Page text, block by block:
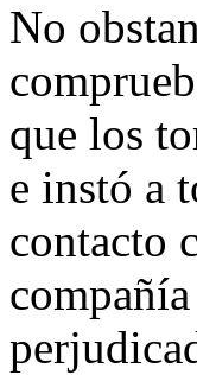
No
que los
e instó a
contacto